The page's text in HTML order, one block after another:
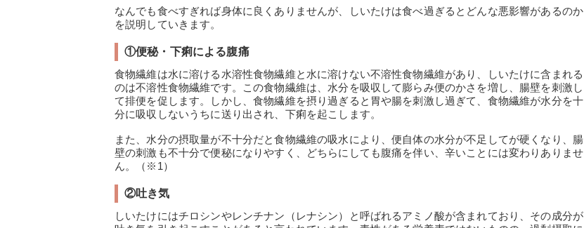
なんでも食べすぎれば身体に良くありませんが、しいたけは食べ過ぎるとどんな悪影響があるのか
を説明していきます。
①便秘・下痢による腹痛
食物繊維は水に溶ける水溶性食物繊維と水に溶けない不溶性食物繊維があり、しいたけに含まれる
のは不溶性食物繊維です。この食物繊維は、水分を吸収して膨らみ便のかさを増し、腸壁を刺激し
て排便を促します。しかし、食物繊維を摂り過ぎると胃や腸を刺激し過ぎて、食物繊維が水分を十
分に吸収しないうちに送り出され、下痢を起こします。
また、水分の摂取量が不十分だと食物繊維の吸水により、便自体の水分が不足してが硬くなり、腸
壁の刺激も不十分で便秘になりやすく、どちらにしても腹痛を伴い、辛いことには変わりありませ
ん。（※1）
②吐き気
しいたけにはチロシンやレンチナン（レナシン）と呼ばれるアミノ酸が含まれており、その成分が